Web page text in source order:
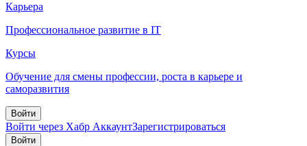
Карьера
Профессиональное развитие в IT
Курсы
Обучение для смены профессии, роста в карьере и
саморазвития
Войти
Войти через Хабр АккаунтЗарегистрироваться
Войти